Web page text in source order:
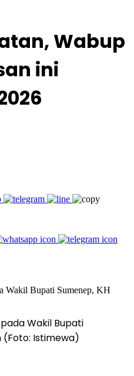
Wabup
ini
Wakil Bupati
(Foto: Istimewa)